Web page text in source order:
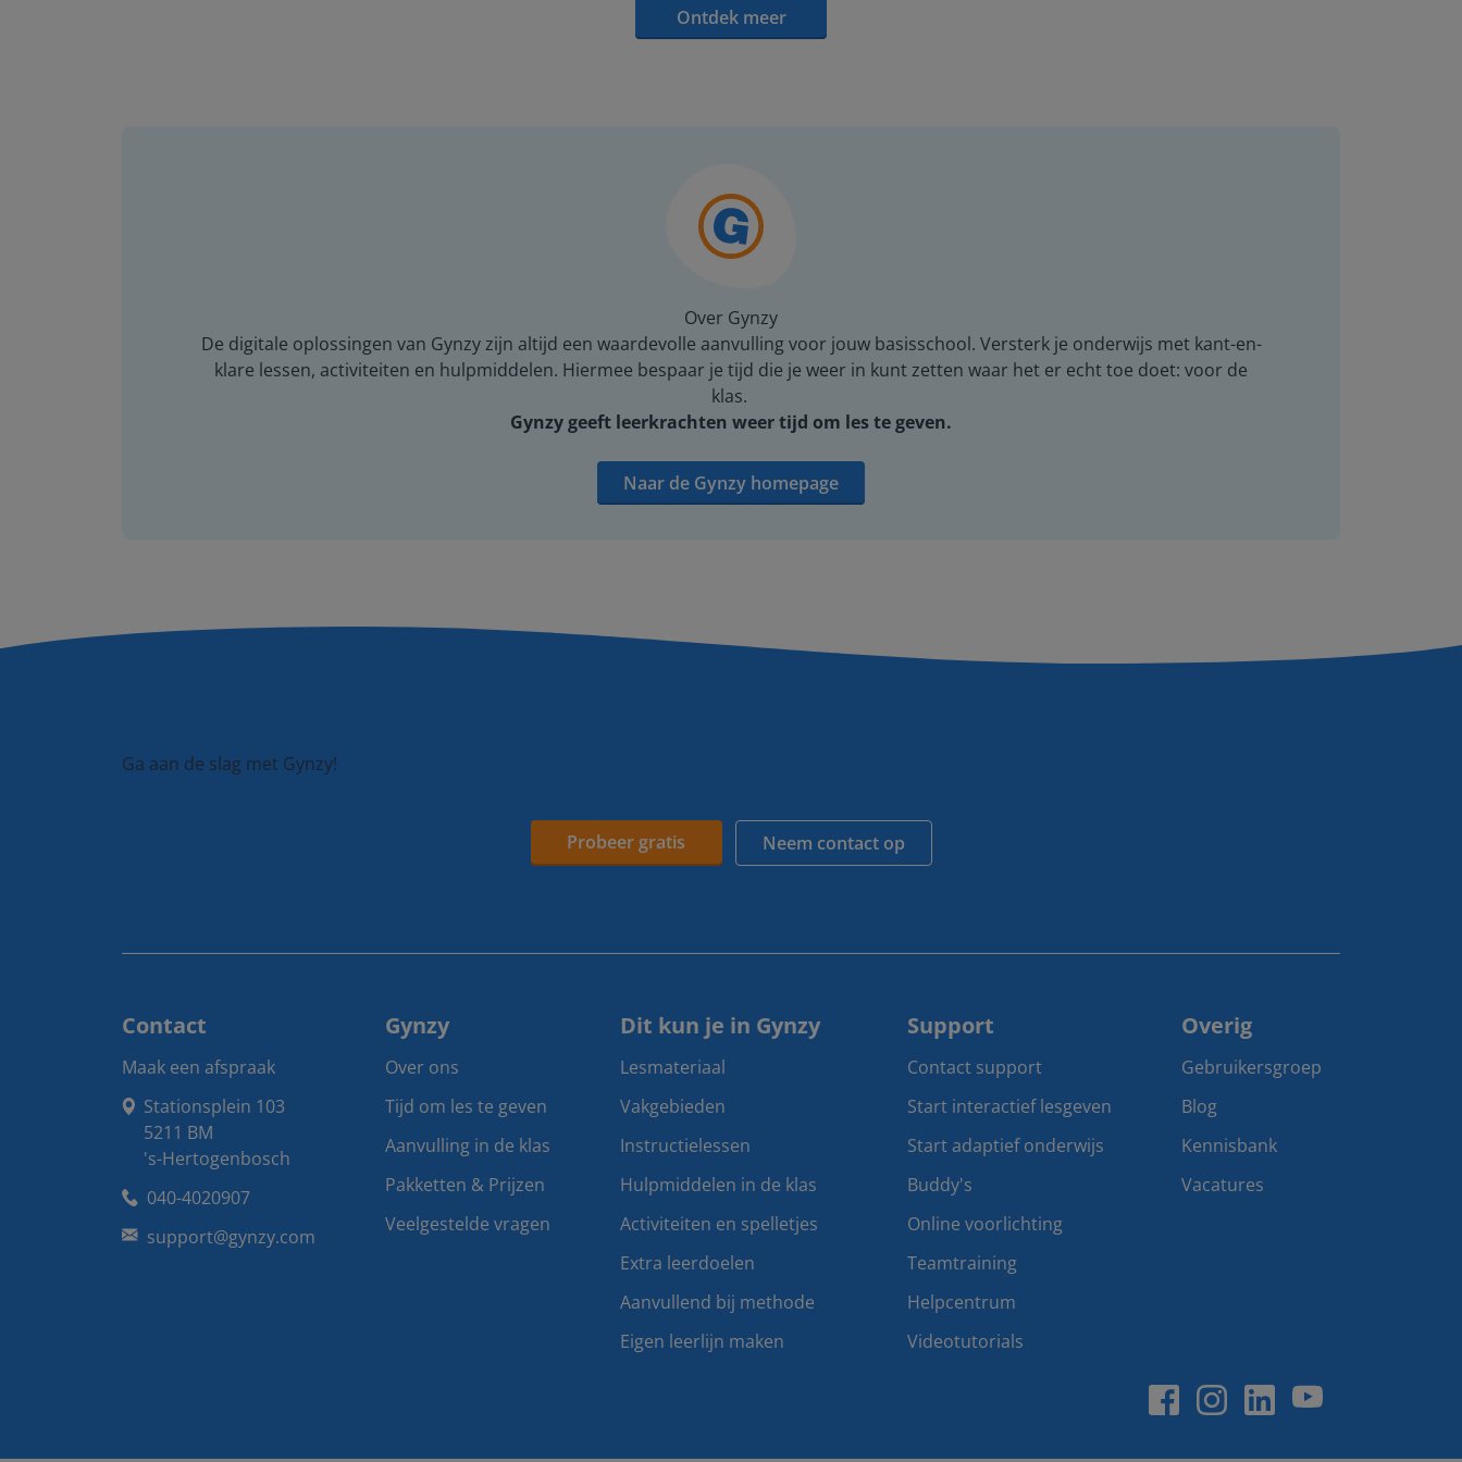
Ontdek meer
Over Gynzy
De digitale oplossingen van Gynzy zijn altijd een waardevolle aanvulling voor jouw basisschool. Versterk je onderwijs met kant-en-
klare lessen, activiteiten en hulpmiddelen. Hiermee bespaar je tijd die je weer in kunt zetten waar het er echt toe doet: voor de
klas.
Gynzy geeft leerkrachten weer tijd om les te geven.
Naar de Gynzy homepage
Ga aan de slag met Gynzy!
Probeer gratis Neem contact op
Contact
Maak een afspraak
Stationsplein 103
5211 BM
's-Hertogenbosch
040-4020907
support@gynzy.com
Gynzy
Over ons
Tijd om les te geven
Aanvulling in de klas
Pakketten & Prijzen
Veelgestelde vragen
Dit kun je in Gynzy
Lesmateriaal
Vakgebieden
Instructielessen
Hulpmiddelen in de klas
Activiteiten en spelletjes
Extra leerdoelen
Aanvullend bij methode
Eigen leerlijn maken
Support
Contact support
Start interactief lesgeven
Start adaptief onderwijs
Buddy's
Online voorlichting
Teamtraining
Helpcentrum
Videotutorials
Overig
Gebruikersgroep
Blog
Kennisbank
Vacatures